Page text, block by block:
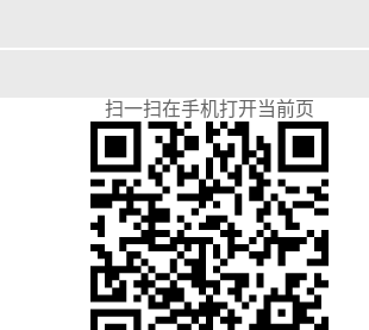
扫一扫在手机打开当前页